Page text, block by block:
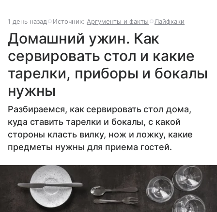
1 день назад Источник: Аргументы и факты Лайфхаки
Домашний ужин. Как
сервировать стол и какие
тарелки, приборы и бокалы
нужны
Разбираемся, как сервировать стол дома,
куда ставить тарелки и бокалы, с какой
стороны класть вилку, нож и ложку, какие
предметы нужны для приема гостей.